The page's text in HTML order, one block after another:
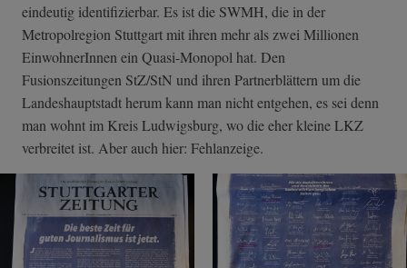
eindeutig identifizierbar. Es ist die SWMH, die in der
Metropolregion Stuttgart mit ihren mehr als zwei Millionen
EinwohnerInnen ein Quasi-Monopol hat. Den
Fusionszeitungen StZ/StN und ihren Partnerblättern um die
Landeshauptstadt herum kann man nicht entgehen, es sei denn
man wohnt im Kreis Ludwigsburg, wo die eher kleine LKZ
verbreitet ist. Aber auch hier: Fehlanzeige.